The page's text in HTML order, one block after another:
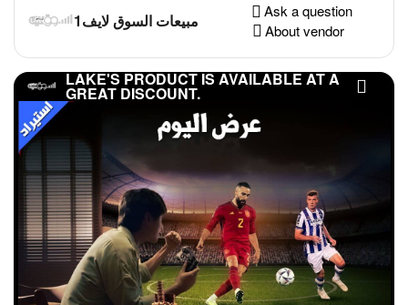
مبيعات السوق لايف1
Ask a question
About vendor
LAKE'S PRODUCT IS AVAILABLE AT A
GREAT DISCOUNT.